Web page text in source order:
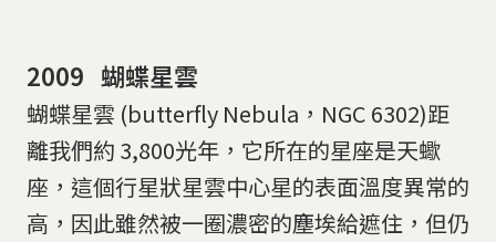
2009 蝴蝶星雲
蝴蝶星雲 (butterfly Nebula，NGC 6302)距
離我們約 3,800光年，它所在的星座是天蠍
座，這個行星狀星雲中心星的表面溫度異常的
高，因此雖然被一圈濃密的塵埃給遮住，但仍